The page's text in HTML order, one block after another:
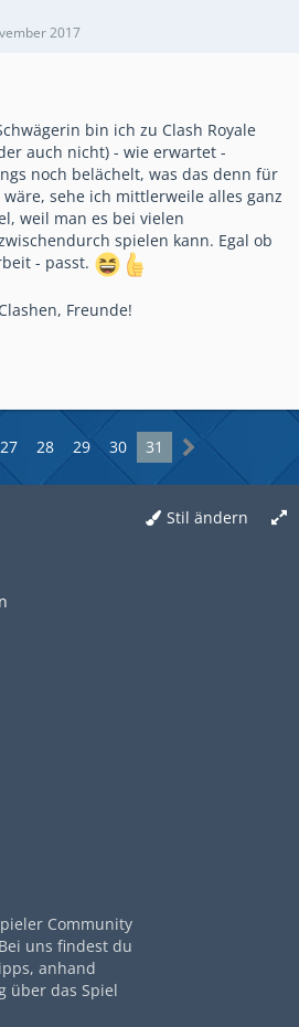
2017
bin ich zu Clash Royale
auch nicht) - wie erwartet -
noch belächelt, was das denn für
sehe ich mittlerweile alles ganz
weil man es bei vielen
spielen kann. Egal ob
- passt.
Freunde!
27 28 29 30 31
Stil ändern
Community
uns findest du
anhand
über das Spiel